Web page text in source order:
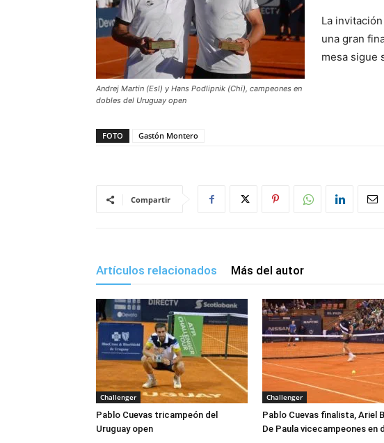
Andrej Martin (Esl) y Hans Podlipnik (Chi), campeones en
dobles del Uruguay open
La
una gran
mesa sigue
FOTO Gastón Montero
Compartir
Artículos relacionados Más del autor
Challenger
Pablo Cuevas tricampeón del
Uruguay open
Challenger
Pablo Cuevas finalista, Ariel
De Paula vicecampeones en